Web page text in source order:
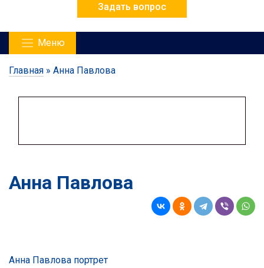
Задать вопрос
Меню
Главная » Анна Павлова
Анна Павлова
Анна Павлова портрет